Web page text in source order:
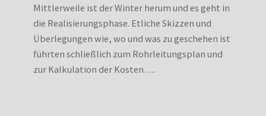
Mittlerweile ist der Winter herum und es geht in
die Realisierungsphase. Etliche Skizzen und
Überlegungen wie, wo und was zu geschehen ist
führten schließlich zum Rohrleitungsplan und
zur Kalkulation der Kosten….